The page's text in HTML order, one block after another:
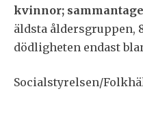
kvinnor;
äldsta åldersgruppen,
dödligheten endast
Socialstyrelsen/